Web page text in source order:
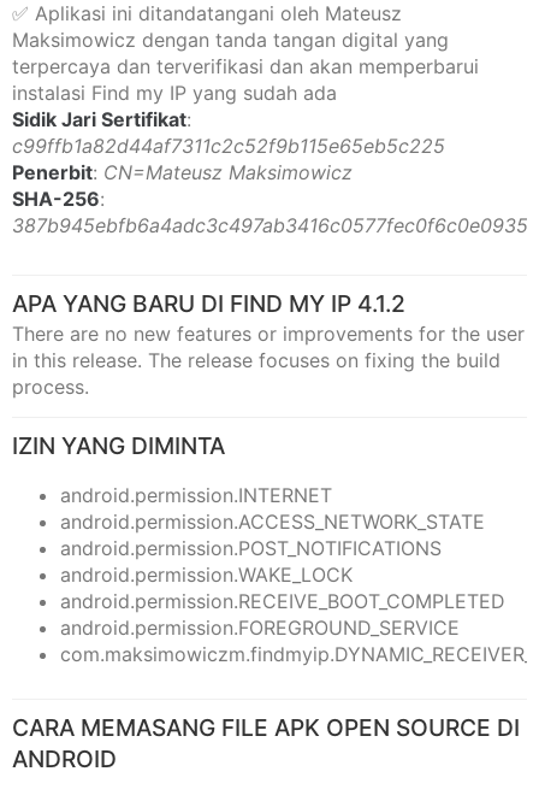
✅ Aplikasi ini ditandatangani oleh Mateusz
Maksimowicz dengan tanda tangan digital yang
terpercaya dan terverifikasi dan akan memperbarui
instalasi Find my IP yang sudah ada
Sidik Jari Sertifikat:
c99ffb1a82d44af7311c2c52f9b115e65eb5c225
Penerbit: CN=Mateusz Maksimowicz
SHA-256:
APA YANG BARU DI FIND MY IP 4.1.2
There are no new features or improvements for the user
in this release. The release focuses on fixing the build
process.
IZIN YANG DIMINTA
android.permission.INTERNET
android.permission.ACCESS_NETWORK_STATE
android.permission.POST_NOTIFICATIONS
android.permission.WAKE_LOCK
android.permission.RECEIVE_BOOT_COMPLETED
android.permission.FOREGROUND_SERVICE
CARA MEMASANG FILE APK OPEN SOURCE DI
ANDROID